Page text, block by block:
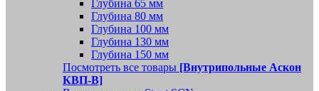
Глубина 65 мм
Глубина 80 мм
Глубина 100 мм
Глубина 130 мм
Глубина 150 мм
Посмотреть все товары [Внутрипольные Аскон
КВП-В]